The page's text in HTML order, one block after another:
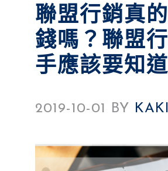
聯盟行銷真
錢嗎？聯盟
手應該要知
2019-10-01 BY KAKI